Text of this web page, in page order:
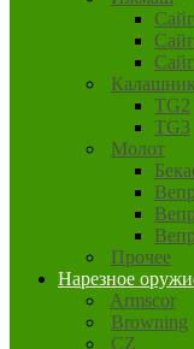
TG2
TG3
Молот
Прочее
Нарезное
Armscor
Browning
CZ